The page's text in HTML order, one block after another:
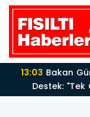
13:03
Destek: "Tek